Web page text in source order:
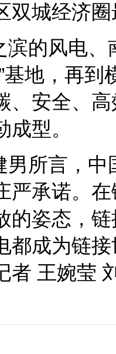
双城经济
滨的风电
基地，再
、安全、
成型。
男所言，
严承诺。
的姿态，
都成为链
王婉莹